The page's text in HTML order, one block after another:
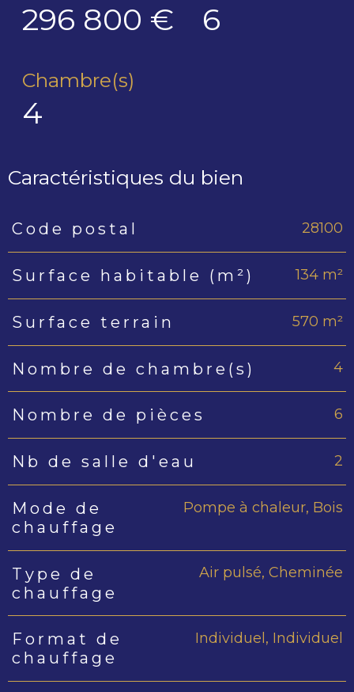
296 800 € 6
Chambre(s)
4
Caractéristiques du bien
Caractéristiques
Code postal 28100
Surface habitable (m²) 134 m²
Surface terrain 570 m²
Nombre de chambre(s) 4
Nombre de pièces 6
Nb de salle d'eau 2
Mode de
chauffage
Pompe à chaleur, Bois
Type de
chauffage
Air pulsé, Cheminée
Format de
chauffage
Individuel, Individuel